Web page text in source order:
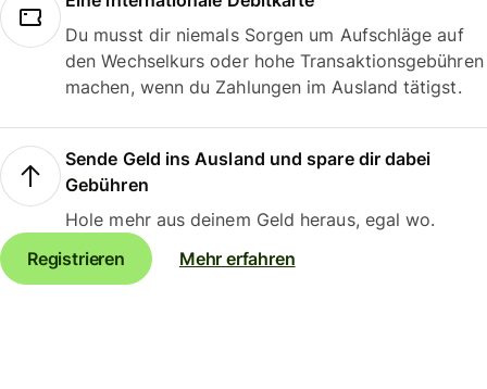
Du musst dir niemals Sorgen um Aufschläge auf
den Wechselkurs oder hohe Transaktionsgebühren
machen, wenn du Zahlungen im Ausland tätigst.
Sende Geld ins Ausland und spare dir dabei
Gebühren
Hole mehr aus deinem Geld heraus, egal wo.
Registrieren
Mehr erfahren